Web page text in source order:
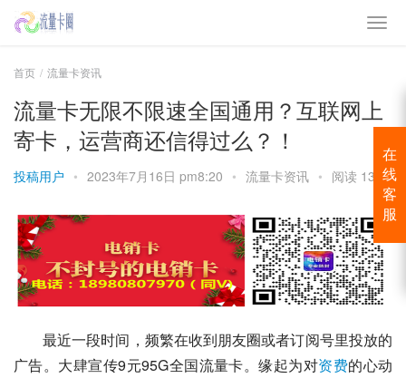
首页 流量卡资讯
流量卡无限不限速全国通用？互联网上
寄卡，运营商还信得过么？！
投稿用户 • 2023年7月16日 pm8:20 • 流量卡资讯 • 阅读 1384
最近一段时间，频繁在收到朋友圈或者订阅号里投放的
广告。大肆宣传9元95G全国流量卡。缘起为对资费的心动
在
线
客
服